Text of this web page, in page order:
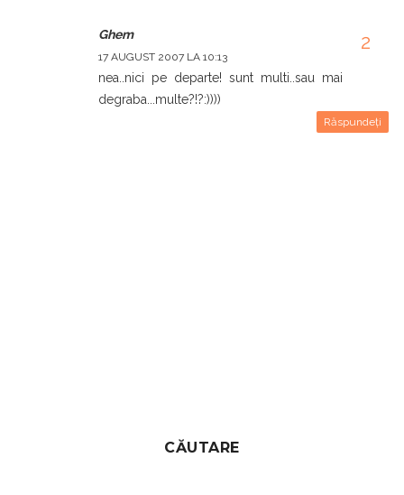
Ghem
17 AUGUST 2007 LA 10:13
nea..nici pe departe! sunt multi..sau mai
degraba...multe?!?:))))
Răspundeți
CĂUTARE